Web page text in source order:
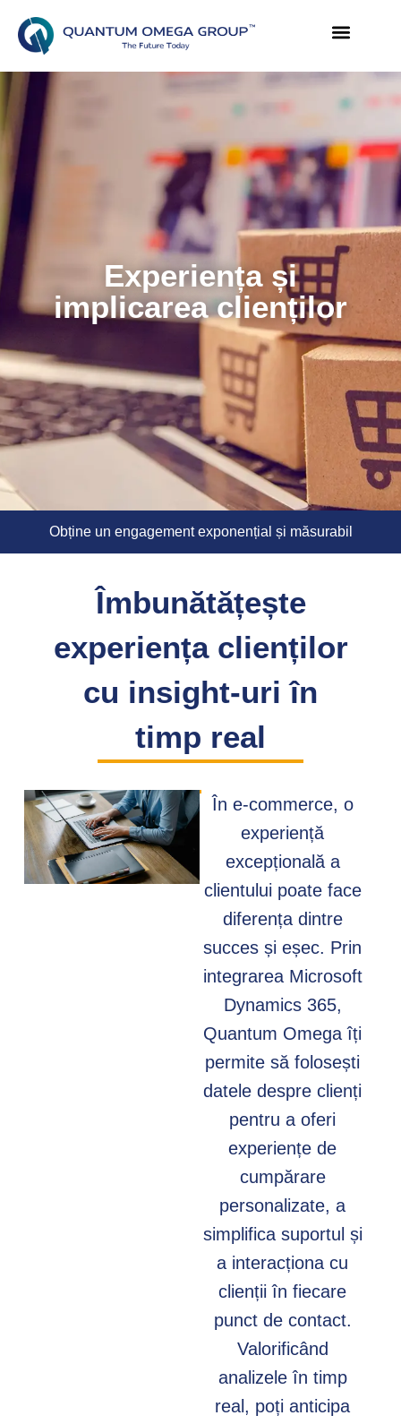
Experiența și
implicarea clienților
Obține un engagement exponențial și măsurabil
Îmbunătățește
experiența clienților
cu insight-uri în
timp real
În e-commerce, o
experiență
excepțională a
clientului poate face
diferența dintre
succes și eșec. Prin
integrarea Microsoft
Dynamics 365,
Quantum Omega îți
permite să folosești
datele despre clienți
pentru a oferi
experiențe de
cumpărare
personalizate, a
simplifica suportul și
a interacționa cu
clienții în fiecare
punct de contact.
Valorificând
analizele în timp
real, poți anticipa